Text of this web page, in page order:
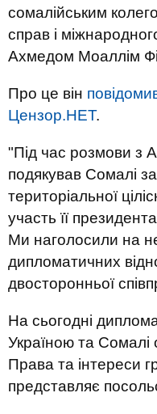
сомалійським
справ і
Ахмедом Моаллім
Про це він
Цензор.НЕТ.
"Під час розмови з
подякував Сомалі за
територіальної
участь її
Ми наголосили на
дипломатичних
двосторонньої
На сьогодні
Україною та Сомалі
Права та інтереси
представляє